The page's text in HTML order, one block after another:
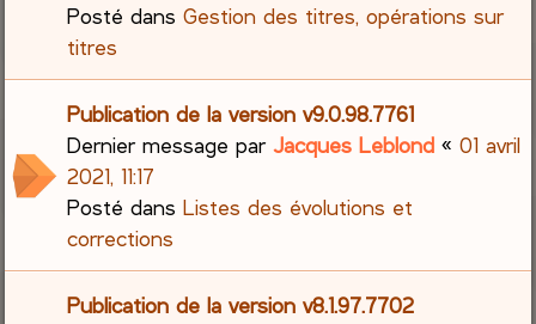
Posté dansGestion des titres, opérations sur
titres
Publication de la version v9.0.98.7761
Dernier message parJacques Leblond «01 avril
2021, 11:17
Posté dansListes des évolutions et
corrections
Publication de la version v8.1.97.7702